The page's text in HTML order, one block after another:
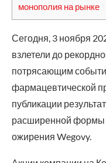
монополия на рынке
Сегодня, 3 ноября
взлетели до
потрясающим
фармацевтической
публикации
расширенной формы
ожирения Wegovy.